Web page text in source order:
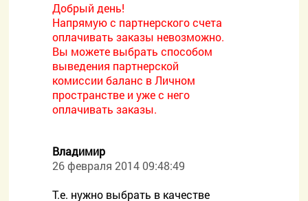
Добрый день!
Напрямую с партнерского счета
оплачивать заказы невозможно.
Вы можете выбрать способом
выведения партнерской
комиссии баланс в Личном
пространстве и уже с него
оплачивать заказы.
Владимир
26 февраля 2014 09:48:49
Т.е. нужно выбрать в качестве